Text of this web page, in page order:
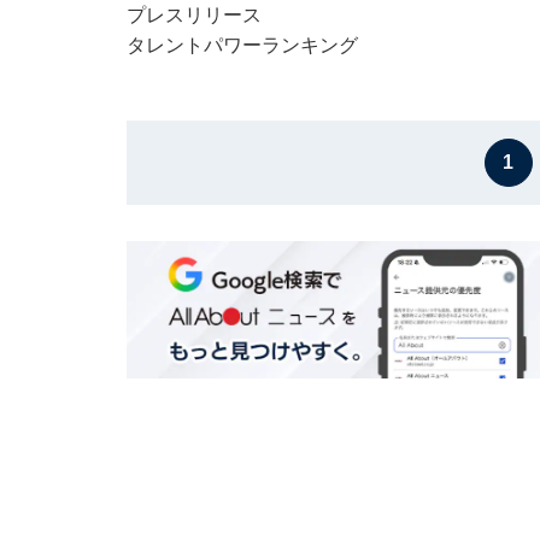
プレスリリース
タレントパワーランキング
1